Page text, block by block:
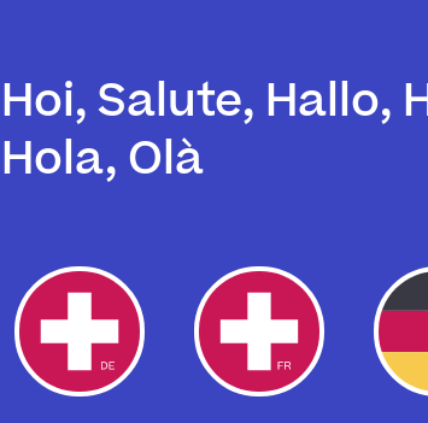
Hoi, Salute, Hallo,
Hola, Olà